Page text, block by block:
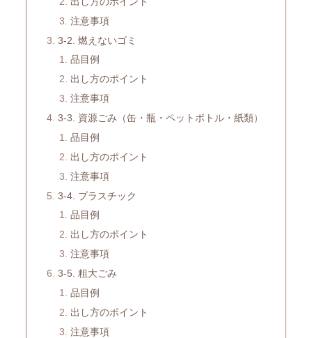
注意事項
3-2. 燃えないゴミ
品目例
出し方のポイント
注意事項
3-3. 資源ごみ（缶・瓶・ペットボトル・紙類）
品目例
出し方のポイント
注意事項
3-4. プラスチック
品目例
出し方のポイント
注意事項
3-5. 粗大ごみ
品目例
出し方のポイント
注意事項